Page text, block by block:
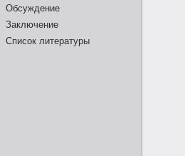
Обсуждение
Заключение
Список литературы